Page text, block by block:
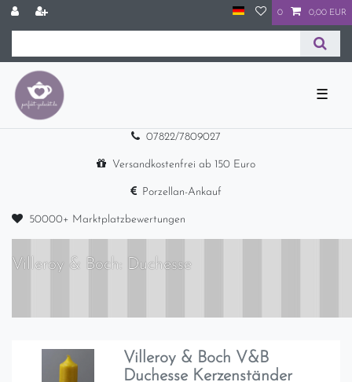
0 0,00 EUR
☰
07822/7809027
Versandkostenfrei ab 150 Euro
Porzellan-Ankauf
50000+ Marktplatzbewertungen
Villeroy & Boch: Duchesse
Villeroy & Boch V&B
Duchesse Kerzenständer